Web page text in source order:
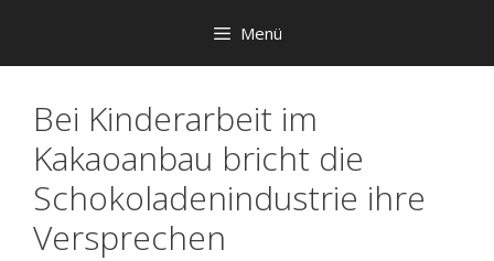
Menü
Bei Kinderarbeit im
Kakaoanbau bricht die
Schokoladenindustrie ihre
Versprechen